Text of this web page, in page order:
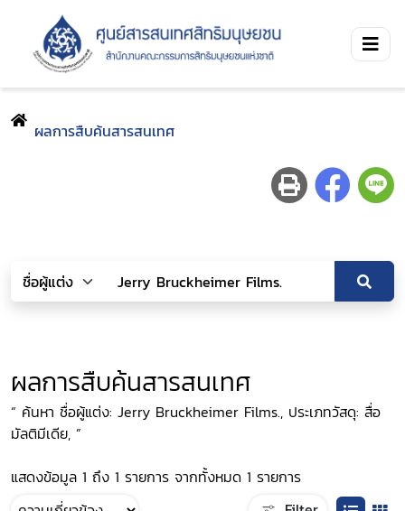
ผลการสืบค้นสารสนเทศ
ผลการสืบค้นสารสนเทศ
“ ค้นหา ชื่อผู้แต่ง: Jerry Bruckheimer Films., ประเภทวัสดุ: สื่อ
มัลติมีเดีย, ”
แสดงข้อมูล 1 ถึง 1 รายการ จากทั้งหมด 1 รายการ